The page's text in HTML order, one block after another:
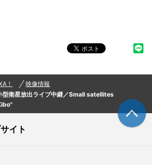
！
映像情報
型衛星放出ライブ中継／Small satellites
イト